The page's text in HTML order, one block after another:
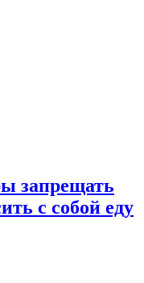
запрещать
с собой еду